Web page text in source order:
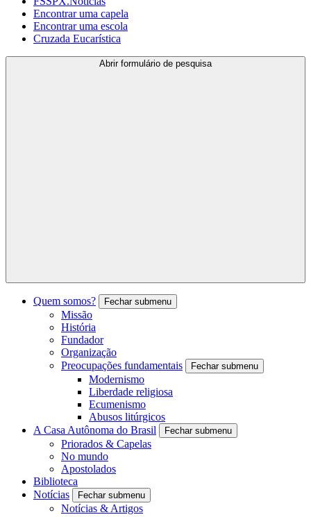
Encontrar uma capela
Encontrar uma escola
Cruzada Eucarística
Abrir formulário de pesquisa
Quem somos? Fechar submenu
Missão
História
Fundador
Organização
Preocupações fundamentais
Fechar submenu
Modernismo
Liberdade religiosa
Ecumenismo
Abusos litúrgicos
A Casa Autônoma do Brasil
Fechar submenu
Priorados & Capelas
No mundo
Apostolados
Biblioteca
Notícias
Fechar submenu
Notícias & Artigos